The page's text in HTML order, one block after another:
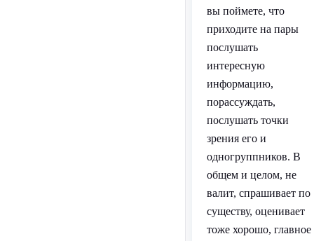
вы поймете, что
приходите на пары
послушать
интересную
информацию,
порассуждать,
послушать точки
зрения его и
одногруппников. В
общем и целом, не
валит, спрашивает по
существу, оценивает
тоже хорошо, главное